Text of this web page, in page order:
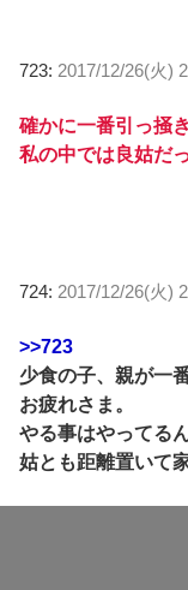
723: 2017/12/26(火)
確かに一番引っ掻
私の中では良姑だ
724: 2017/12/26(火)
>>723
少食の子、親が一
お疲れさま。
やる事はやってる
姑とも距離置いて